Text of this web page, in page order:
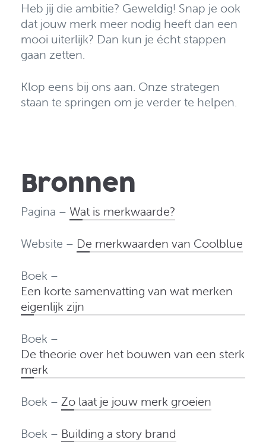
Heb jij die ambitie? Geweldig! Snap je ook
dat jouw merk meer nodig heeft dan een
mooi uiterlijk? Dan kun je écht stappen
gaan zetten.
Klop eens bij ons aan. Onze strategen
staan te springen om je verder te helpen.
Bronnen
Pagina – Wat is merkwaarde?
Website – De merkwaarden van Coolblue
Boek –
Een korte samenvatting van wat merken
eigenlijk zijn
Boek –
De theorie over het bouwen van een sterk
merk
Boek – Zo laat je jouw merk groeien
Boek – Building a story brand